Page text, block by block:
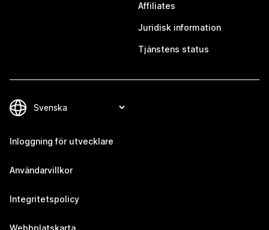
Affiliates
Juridisk information
Tjänstens status
Inloggning för utvecklare
Användarvillkor
Integritetspolicy
Webbplatskarta